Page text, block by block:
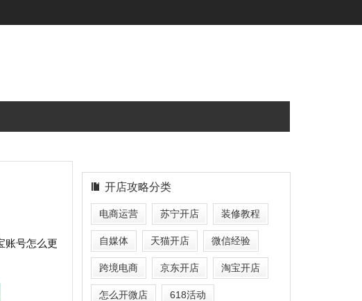
账号怎么更
开店攻略分类
电商运营 苏宁开店 装修教程
自媒体 天猫开店 微信经验
跨境电商 京东开店 淘宝开店
怎么开微店 618活动